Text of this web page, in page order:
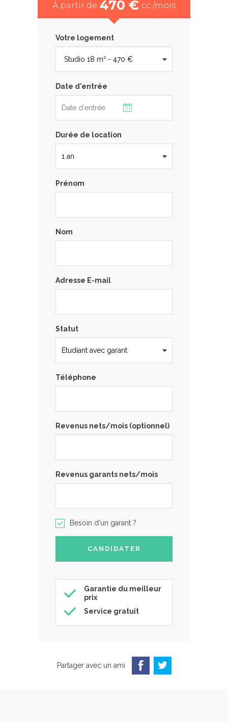
À partir de 470 € cc /mois
Votre logement
Date d'entrée
Durée de location
Prénom
Nom
Adresse E-mail
Statut
Téléphone
Revenus nets/mois (optionnel)
Revenus garants nets/mois
Besoin d'un garant ?
Garantie du meilleur
prix
Service gratuit
Partager avec un ami